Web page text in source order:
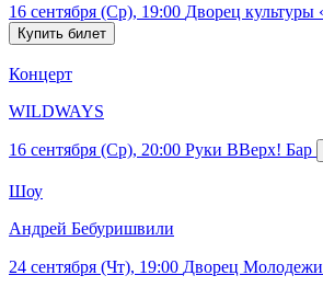
16 сентября (Ср), 19:00 Дворец
Концерт
WILDWAYS
16 сентября (Ср), 20:00 Руки ВВерх! Бар
Шоу
Андрей Бебуришвили
24 сентября (Чт), 19:00 Дворец Молодежи